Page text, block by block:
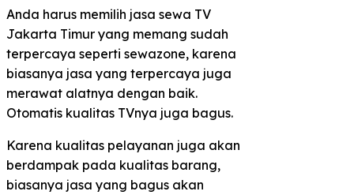
Anda harus memilih jasa sewa TV
Jakarta Timur yang memang sudah
terpercaya seperti sewazone, karena
biasanya jasa yang terpercaya juga
merawat alatnya dengan baik.
Otomatis kualitas TVnya juga bagus.
Karena kualitas pelayanan juga akan
berdampak pada kualitas barang,
biasanya jasa yang bagus akan